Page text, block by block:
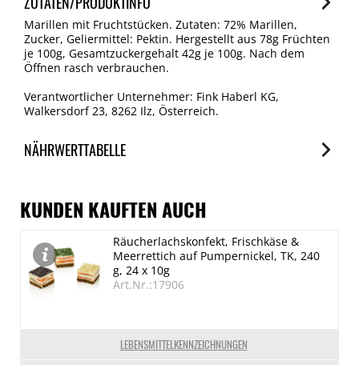
Marillen mit Fruchtstücken. Zutaten: 72% Marillen,
Zucker, Geliermittel: Pektin. Hergestellt aus 78g Früchten
je 100g, Gesamtzuckergehalt 42g je 100g. Nach dem
Öffnen rasch verbrauchen.
Verantwortlicher Unternehmer: Fink Haberl KG,
Walkersdorf 23, 8262 Ilz, Österreich.
NÄHRWERTTABELLE
je 100ml
Brennwert
633 kJ/151 kcal
Fett
0.1 g
KUNDEN KAUFTEN AUCH
LEBENSMITTELKENNZEICHNUNGEN
Räucherlachskonfekt, Frischkäse &
Meerrettich auf Pumpernickel, TK, 240
g, 24 x 10g
Art.Nr.:17906